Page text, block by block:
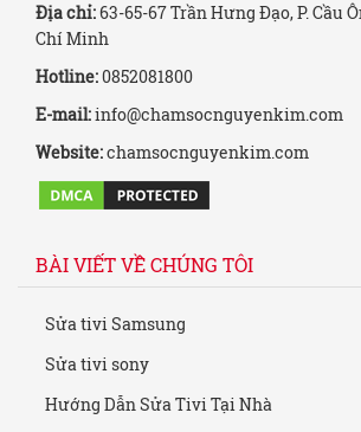
Địa chỉ:63-65-67 Trần Hưng Đạo, P. Cầu
Chí Minh
Hotline:0852081800
E-mail:info@chamsocnguyenkim.com
Website:chamsocnguyenkim.com
BÀI VIẾT VỀ CHÚNG TÔI
Sửa tivi Samsung
Sửa tivi sony
Hướng Dẫn Sửa Tivi Tại Nhà